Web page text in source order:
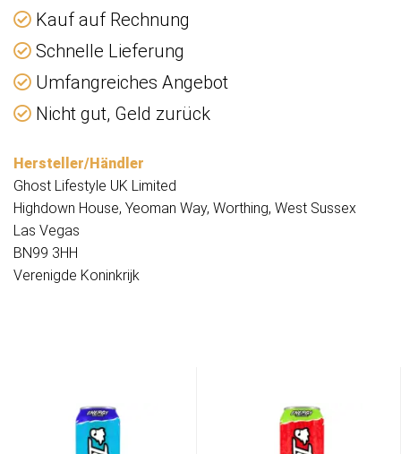
Kauf auf Rechnung
Schnelle Lieferung
Umfangreiches Angebot
Nicht gut, Geld zurück
Hersteller/Händler
Ghost Lifestyle UK Limited
Highdown House, Yeoman Way, Worthing, West Sussex
Las Vegas
BN99 3HH
Verenigde Koninkrijk